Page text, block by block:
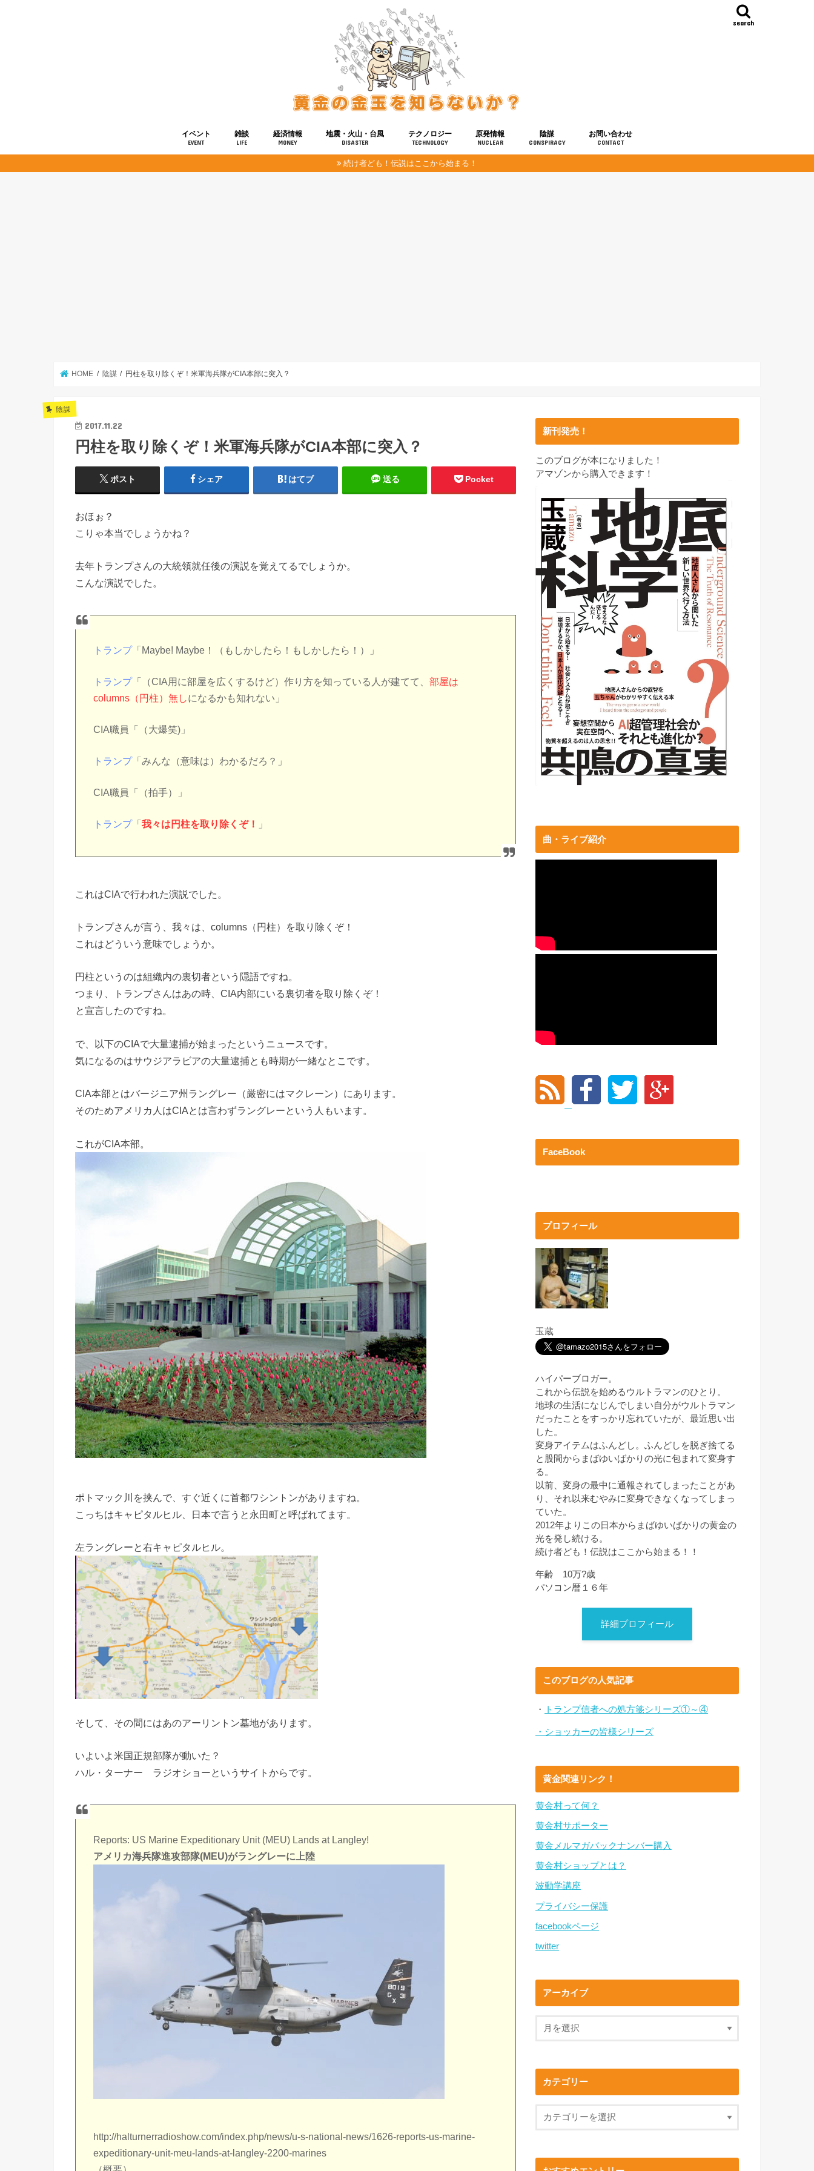
search
イベント
EVENT
雑談
LIFE
経済情報
MONEY
地震・火山・台風
DISASTER
テクノロジー
TECHNOLOGY
健康
宇宙
原発情報
NUCLEAR
陰謀
CONSPIRACY
お問い合わせ
CONTACT
続け者ども！伝説はここから始まる！
HOME 陰謀 円柱を取り除くぞ！米軍海兵隊がCIA本部に突入？
陰謀
2017.11.22
円柱を取り除くぞ！米軍海兵隊がCIA本部に突入？
ポスト シェア はてブ 送る Pocket
おほぉ？
こりゃ本当でしょうかね？
去年トランプさんの大統領就任後の演説を覚えてるでしょうか。
こんな演説でした。
トランプ「Maybe! Maybe！（もしかしたら！もしかしたら！）」
トランプ「（CIA用に部屋を広くするけど）作り方を知っている人が建てて、部屋は
columns（円柱）無しになるかも知れない」
CIA職員「（大爆笑)」
トランプ「みんな（意味は）わかるだろ？」
CIA職員「（拍手）」
トランプ「我々は円柱を取り除くぞ！ 」
これはCIAで行われた演説でした。
トランプさんが言う、我々は、columns（円柱）を取り除くぞ！
これはどういう意味でしょうか。
円柱というのは組織内の裏切者という隠語ですね。
つまり、トランプさんはあの時、CIA内部にいる裏切者を取り除くぞ！
と宣言したのですね。
で、以下のCIAで大量逮捕が始まったというニュースです。
気になるのはサウジアラビアの大量逮捕とも時期が一緒なとこです。
CIA本部とはバージニア州ラングレー（厳密にはマクレーン）にあります。
そのためアメリカ人はCIAとは言わずラングレーという人もいます。
これがCIA本部。
ポトマック川を挟んで、すぐ近くに首都ワシントンがありますね。
こっちはキャピタルヒル、日本で言うと永田町と呼ばれてます。
左ラングレーと右キャピタルヒル。
そして、その間にはあのアーリントン墓地があります。
いよいよ米国正規部隊が動いた？
ハル・ターナー ラジオショーというサイトからです。
Reports: US Marine Expeditionary Unit (MEU) Lands at Langley!
アメリカ海兵隊進攻部隊(MEU)がラングレーに上陸
http://halturnerradioshow.com/index.php/news/u-s-national-news/1626-reports-us-marine-
expeditionary-unit-meu-lands-at-langley-2200-marines
新刊発売！
このブログが本になりました！
アマゾンから購入できます！
曲・ライブ紹介
FaceBook
プロフィール
玉蔵
ハイパーブロガー。
これから伝説を始めるウルトラマンのひとり。
地球の生活になじんでしまい自分がウルトラマン
だったことをすっかり忘れていたが、最近思い出
した。
変身アイテムはふんどし。ふんどしを脱ぎ捨てる
と股間からまばゆいばかりの光に包まれて変身す
る。
以前、変身の最中に通報されてしまったことがあ
り、それ以来むやみに変身できなくなってしまっ
ていた。
2012年よりこの日本からまばゆいばかりの黄金の
光を発し続ける。
続け者ども！伝説はここから始まる！！
年齢 10万?歳
パソコン暦１６年
詳細プロフィール
このブログの人気記事
・ トランプ信者への処方箋シリーズ①～④
・ショッカーの皆様シリーズ
黄金関連リンク！
黄金村って何？
黄金村サポーター
黄金メルマガバックナンバー購入
黄金村ショップとは？
波動学講座
プライバシー保護
facebookページ
twitter
アーカイブ
カテゴリー